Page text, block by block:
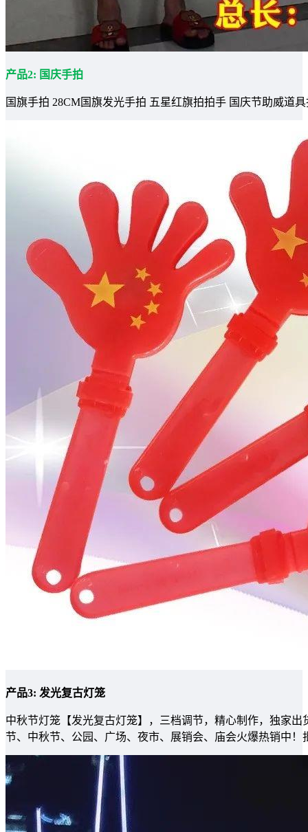
产品2: 国庆手拍
国旗手拍 28CM国旗发光手拍 五星红旗拍拍手 国庆节助威道
产品3: 发光复古灯笼
中秋节灯笼【发光复古灯笼】，三档调节，精心制作，独家
节、中秋节、公园、广场、夜市、展销会、庙会火爆热销中！